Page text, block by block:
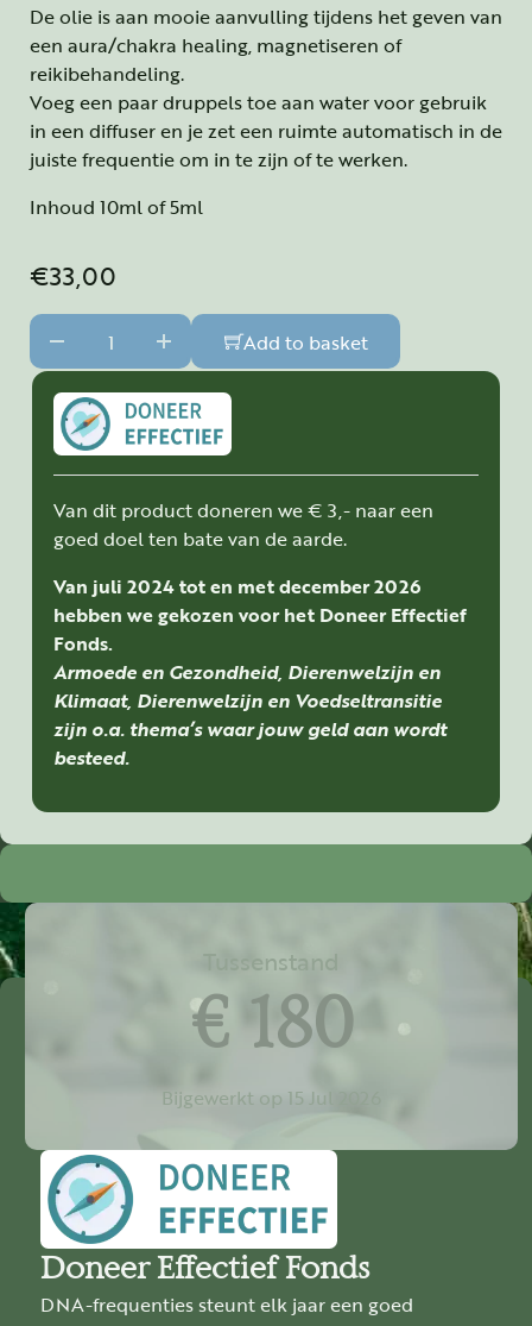
De olie is aan mooie aanvulling tijdens het geven van
een aura/chakra healing, magnetiseren of
reikibehandeling.
Voeg een paar druppels toe aan water voor gebruik
in een diffuser en je zet een ruimte automatisch in de
juiste frequentie om in te zijn of te werken.
Inhoud 10ml of 5ml
€33,00
Olieblends zijn nu verkrijgbaar! quantity
Add to basket
Van dit product doneren we € 3,- naar een
goed doel ten bate van de aarde.
Van juli 2024 tot en met december 2026
hebben we gekozen voor het Doneer Effectief
Fonds.
Armoede en Gezondheid, Dierenwelzijn en
Klimaat, Dierenwelzijn en Voedseltransitie
zijn o.a. thema’s waar jouw geld aan wordt
besteed.
Doneer Effectief Fonds
DNA-frequenties steunt elk jaar een goed
Tussenstand
€ 180
Bijgewerkt op 15 Jul 2026